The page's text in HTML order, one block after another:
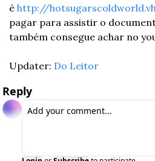
é http://
pagar para assistir o
também consegue achar no
Updater: Do Leitor
Reply